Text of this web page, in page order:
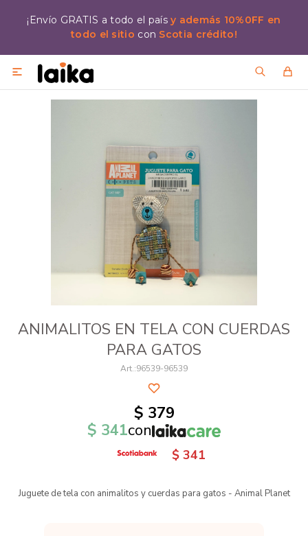
¡Envío GRATIS a todo el paísy además 10%0FF en
todo el sitio con Scotia crédito!

ANIMALITOS EN TELA CON CUERDAS
PARA GATOS
96539-96539
$ 379
$ 341con
$ 341
Juguete de tela con animalitos y cuerdas para gatos - Animal Planet